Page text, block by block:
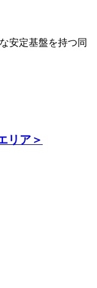
安定基盤を持つ同
リア＞